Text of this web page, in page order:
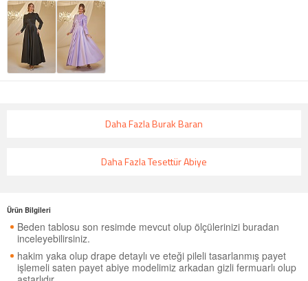
Daha Fazla Burak Baran
Daha Fazla Tesettür Abiye
Ürün Bilgileri
Beden tablosu son resimde mevcut olup ölçülerinizi buradan
inceleyebilirsiniz.
hakim yaka olup drape detaylı ve eteği pileli tasarlanmış payet
işlemeli saten payet abiye modelimiz arkadan gizli fermuarlı olup